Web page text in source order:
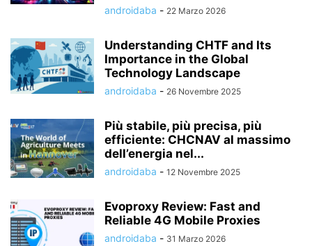
androidaba - 22 Marzo 2026
Understanding CHTF and Its
Importance in the Global
Technology Landscape
androidaba - 26 Novembre 2025
Più stabile, più precisa, più
efficiente: CHCNAV al massimo
dell’energia nel...
androidaba - 12 Novembre 2025
Evoproxy Review: Fast and
Reliable 4G Mobile Proxies
androidaba - 31 Marzo 2026